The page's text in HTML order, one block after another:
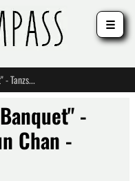
Uraufführung: "The Banquet" - Tanzstück von Kinsun Chan - Theater St.Gallen
-
Chan -
☰